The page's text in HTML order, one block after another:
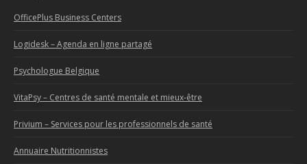
OfficePlus Business Centers
Logidesk – Agenda en ligne partagé
Psychologue Belgique
VitaPsy – Centres de santé mentale et mieux-être
Privium – Services pour les professionnels de santé
Annuaire Nutritionnistes